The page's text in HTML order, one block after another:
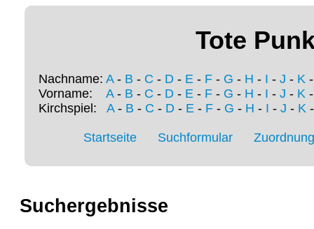
Tote
Nachname: A- B - C - D - E - F - G - H - I - J - K
Vorname: A- B - C - D - E - F - G - H - I - J - K
Kirchspiel: A- B - C - D- E- F- G - H - I - J - K
Startseite Suchformular
Suchergebnisse